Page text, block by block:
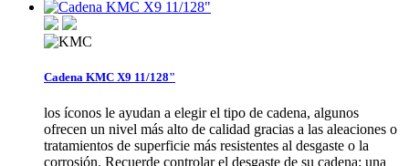
Cadena KMC X9 11/128"
los íconos le ayudan a elegir el tipo de cadena, algunos
ofrecen un nivel más alto de calidad gracias a las aleaciones o
tratamientos de superficie más resistentes al desgaste o la
corrosión. Recuerde controlar el desgaste de su cadena: una